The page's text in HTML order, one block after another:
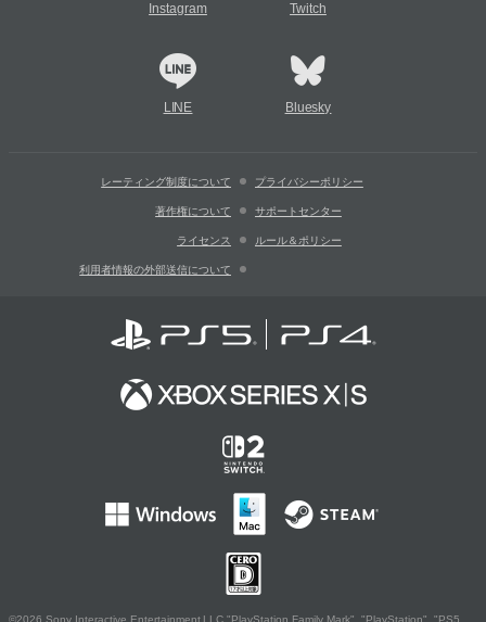
Instagram Twitch
LINE Bluesky
レーティング制度について プライバシーポリシー
著作権について サポートセンター
ライセンス ルール＆ポリシー
利用者情報の外部送信について
©2026 Sony Interactive Entertainment LLC."PlayStation Family Mark", "PlayStation", "PS5